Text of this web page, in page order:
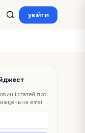
увійти
і статей про
на email